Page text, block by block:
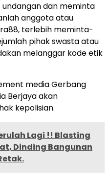
dan meminta
anggota atau
terlebih meminta-
pihak swasta atau
melanggar kode etik
media Gerbang
Berjaya akan
kepolisian.
Lagi !! Blasting
Dinding Bangunan